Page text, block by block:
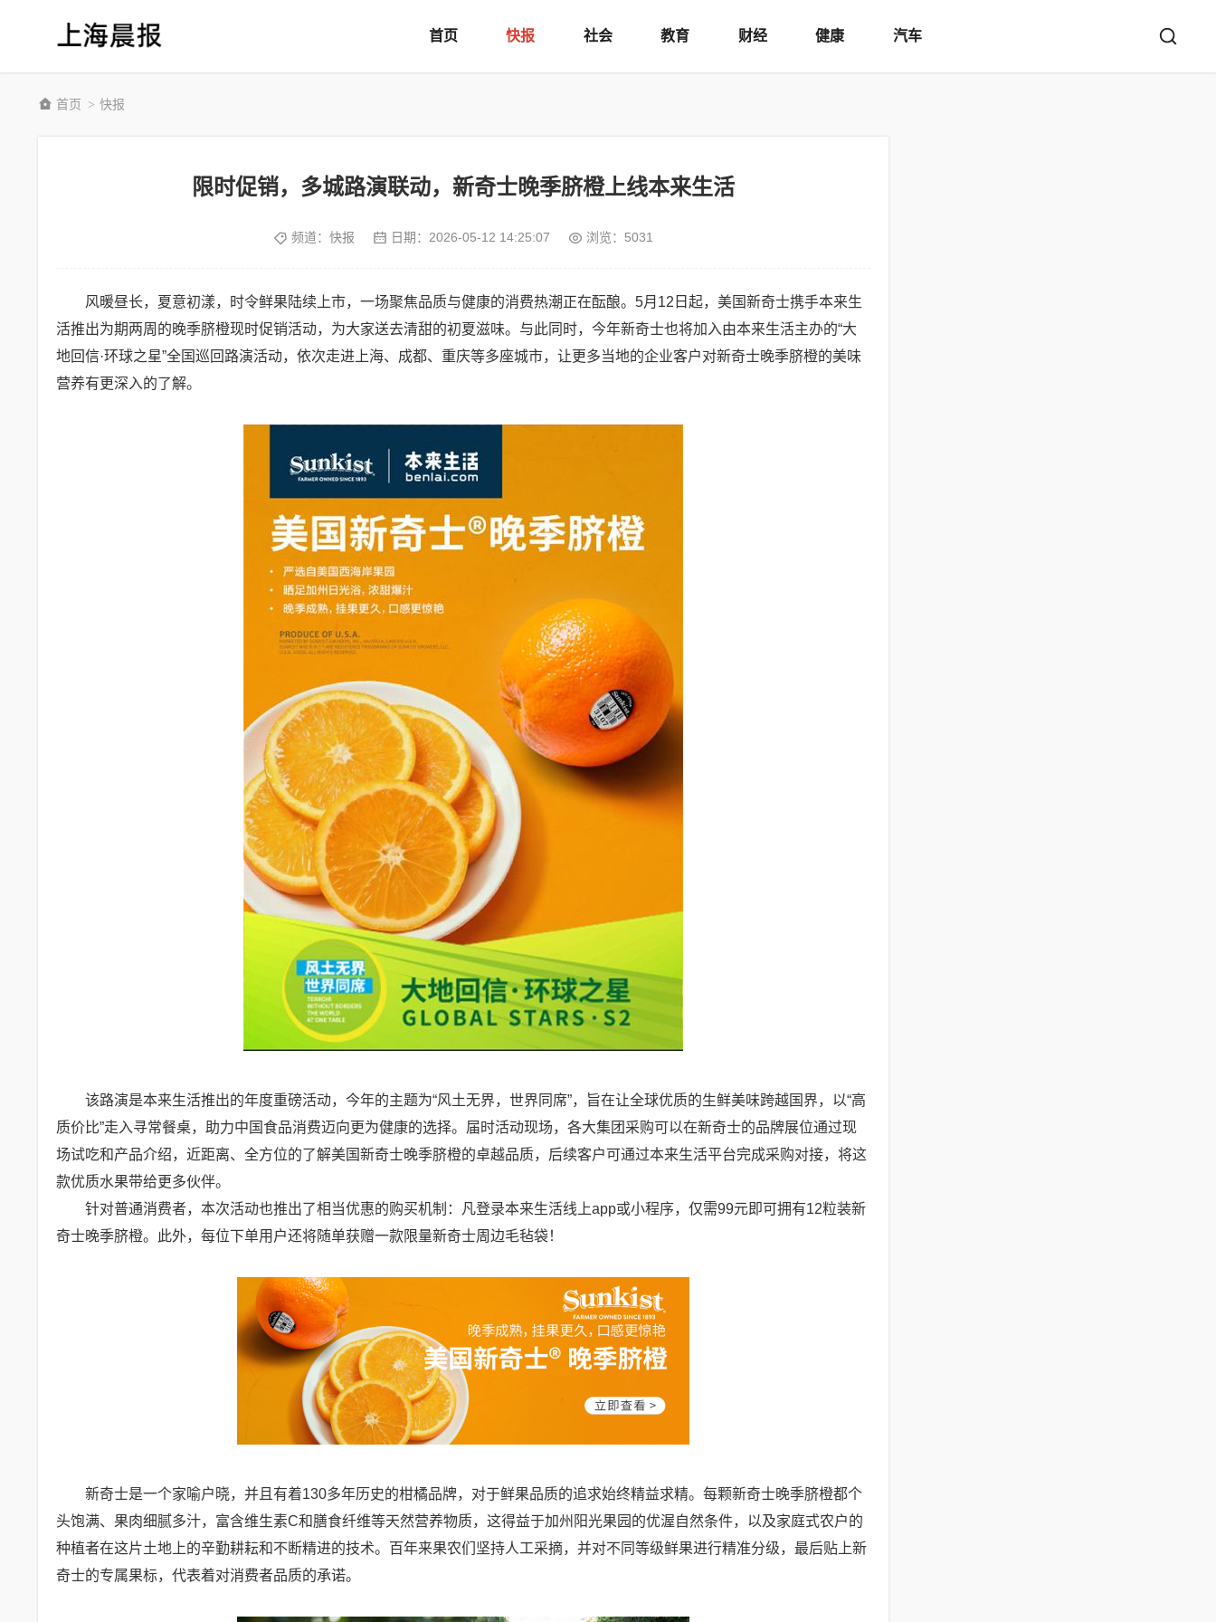
首页 快报 社会 教育 财经 健康 汽车
首页 > 快报
限时促销，多城路演联动，新奇士晚季脐橙上线本来生活
频道： 快报 日期： 2026-05-12 14:25:07 浏览：5031
风暖昼长，夏意初漾，时令鲜果陆续上市，一场聚焦品质与健康的消费热潮正在酝酿。5月12日起，美国新奇士携手本来生
活推出为期两周的晚季脐橙现时促销活动，为大家送去清甜的初夏滋味。与此同时，今年新奇士也将加入由本来生活主办的“大
地回信·环球之星”全国巡回路演活动，依次走进上海、成都、重庆等多座城市，让更多当地的企业客户对新奇士晚季脐橙的美味
营养有更深入的了解。
该路演是本来生活推出的年度重磅活动，今年的主题为“风土无界，世界同席”，旨在让全球优质的生鲜美味跨越国界，以“高
质价比”走入寻常餐桌，助力中国食品消费迈向更为健康的选择。届时活动现场，各大集团采购可以在新奇士的品牌展位通过现
场试吃和产品介绍，近距离、全方位的了解美国新奇士晚季脐橙的卓越品质，后续客户可通过本来生活平台完成采购对接，将这
款优质水果带给更多伙伴。
针对普通消费者，本次活动也推出了相当优惠的购买机制：凡登录本来生活线上app或小程序，仅需99元即可拥有12粒装新
奇士晚季脐橙。此外，每位下单用户还将随单获赠一款限量新奇士周边毛毡袋！
新奇士是一个家喻户晓，并且有着130多年历史的柑橘品牌，对于鲜果品质的追求始终精益求精。每颗新奇士晚季脐橙都个
头饱满、果肉细腻多汁，富含维生素C和膳食纤维等天然营养物质，这得益于加州阳光果园的优渥自然条件，以及家庭式农户的
种植者在这片土地上的辛勤耕耘和不断精进的技术。百年来果农们坚持人工采摘，并对不同等级鲜果进行精准分级，最后贴上新
奇士的专属果标，代表着对消费者品质的承诺。